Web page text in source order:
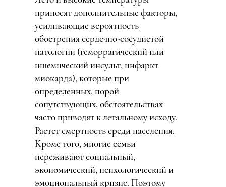
приносят дополнительные факторы,
усиливающие вероятность
обострения сердечно-сосудистой
патологии (геморрагический или
ишемический инсульт, инфаркт
миокарда), которые при
определенных, порой
сопутствующих, обстоятельствах
часто приводят к летальному исходу.
Растет смертность среди населения.
Кроме того, многие семьи
переживают социальный,
экономический, психологический и
эмоциональный кризис. Поэтому